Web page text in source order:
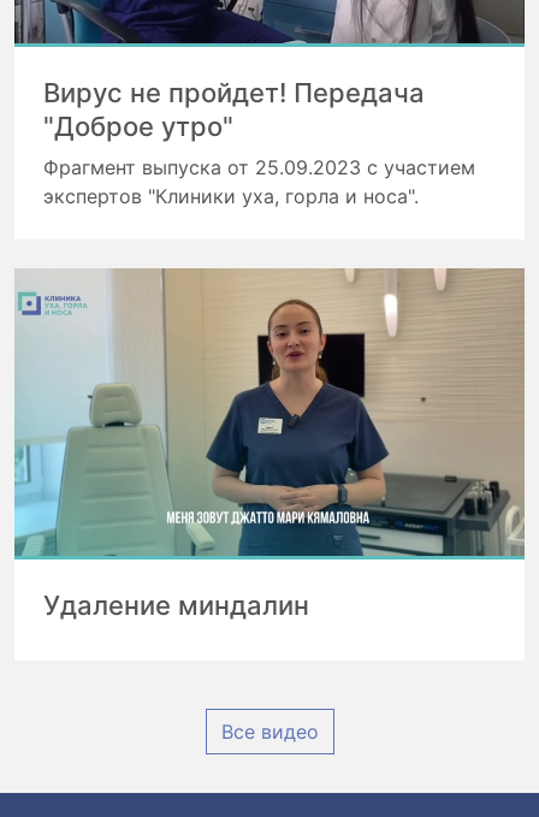
Вирус не пройдет! Передача
"Доброе утро"
Фрагмент выпуска от 25.09.2023 с участием
экспертов "Клиники уха, горла и носа".
Удаление миндалин
Все видео